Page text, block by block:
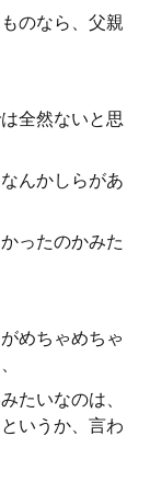
のなら、父親
全然ないと思
んかしらがあ
ったのかみた
めちゃめちゃ
たいなのは、
いうか、言わ